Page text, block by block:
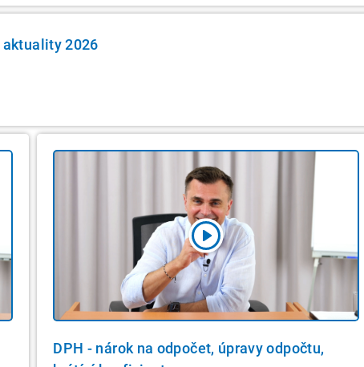
aktuality 2026
DPH - nárok na odpočet, úpravy odpočtu,